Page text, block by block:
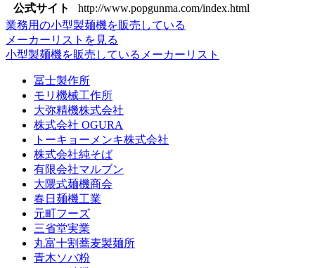
公式サイト
http://www.popgunma.com/index.html
業務用の小型製麺機を販売している
メーカーリストを見る
小型製麺機を販売しているメーカーリスト
冨士製作所
モリ機械工作所
大弥精機株式会社
株式会社 OGURA
トーキョーメンキ株式会社
株式会社純そば
有限会社マルブン
大隈式麺機商会
春日麺機工業
元町フーズ
三省堂実業
丸富十割蕎麦製麺所
青木ソバ粉